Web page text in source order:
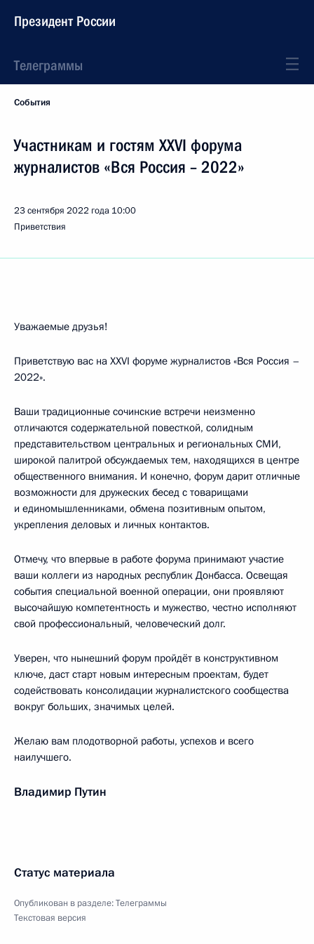
Президент России
Телеграммы
События
Участникам и гостям XXVI форума
журналистов «Вся Россия – 2022»
23 сентября 2022 года 10:00
Приветствия
Уважаемые друзья!
Приветствую вас на XXVI форуме журналистов «Вся Россия –
2022».
Ваши традиционные сочинские встречи неизменно
отличаются содержательной повесткой, солидным
представительством центральных и региональных СМИ,
широкой палитрой обсуждаемых тем, находящихся в центре
общественного внимания. И конечно, форум дарит отличные
возможности для дружеских бесед с товарищами
и единомышленниками, обмена позитивным опытом,
укрепления деловых и личных контактов.
Отмечу, что впервые в работе форума принимают участие
ваши коллеги из народных республик Донбасса. Освещая
события специальной военной операции, они проявляют
высочайшую компетентность и мужество, честно исполняют
свой профессиональный, человеческий долг.
Уверен, что нынешний форум пройдёт в конструктивном
ключе, даст старт новым интересным проектам, будет
содействовать консолидации журналистского сообщества
вокруг больших, значимых целей.
Желаю вам плодотворной работы, успехов и всего
наилучшего.
Владимир Путин
Статус материала
Опубликован в разделе:Телеграммы
Текстовая версия